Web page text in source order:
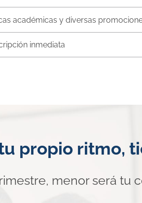
académicas y diversas
inmediata
propio ritmo,
menor será tu